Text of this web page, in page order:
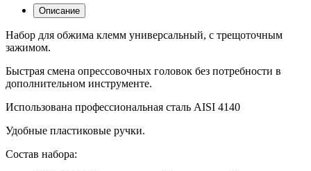
Описание
Набор для обжима клемм универсальный, с трещоточным
зажимом.
Быстрая смена опрессовочных головок без потребности в
дополнительном инструменте.
Использована профессиональная сталь AISI 4140
Удобные пластиковые ручки.
Состав набора: